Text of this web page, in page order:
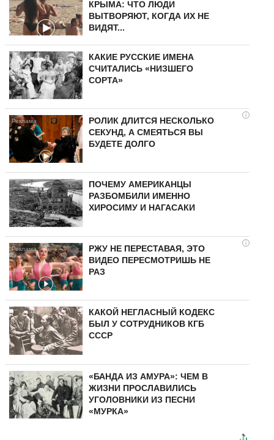
КРЫМА: ЧТО ЛЮДИ
ВЫТВОРЯЮТ, КОГДА ИХ НЕ
ВИДЯТ...
КАКИЕ РУССКИЕ ИМЕНА
СЧИТАЛИСЬ «НИЗШЕГО
СОРТА»
i
РОЛИК ДЛИТСЯ НЕСКОЛЬКО
СЕКУНД, А СМЕЯТЬСЯ ВЫ
БУДЕТЕ ДОЛГО
ПОЧЕМУ АМЕРИКАНЦЫ
РАЗБОМБИЛИ ИМЕННО
ХИРОСИМУ И НАГАСАКИ
i
РЖУ НЕ ПЕРЕСТАВАЯ, ЭТО
ВИДЕО ПЕРЕСМОТРИШЬ НЕ
РАЗ
КАКОЙ НЕГЛАСНЫЙ КОДЕКС
БЫЛ У СОТРУДНИКОВ КГБ
СССР
«БАНДА ИЗ АМУРА»: ЧЕМ В
ЖИЗНИ ПРОСЛАВИЛИСЬ
УГОЛОВНИКИ ИЗ ПЕСНИ
«МУРКА»